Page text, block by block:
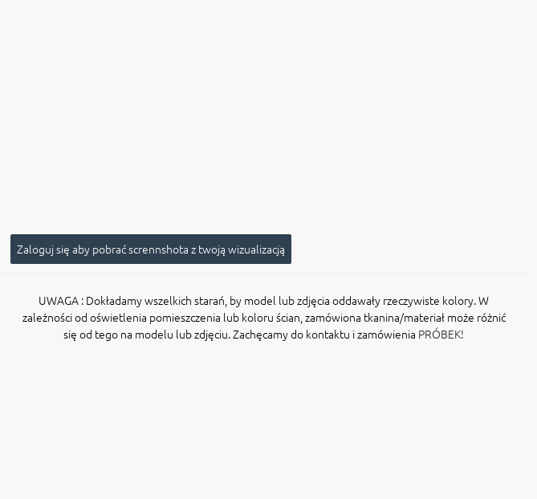
Zaloguj się aby pobrać scrennshota z twoją wizualizacją
UWAGA : Dokładamy wszelkich starań, by model lub zdjęcia oddawały rzeczywiste kolory. W
zależności od oświetlenia pomieszczenia lub koloru ścian, zamówiona tkanina/materiał może różnić
się od tego na modelu lub zdjęciu. Zachęcamy do kontaktu i zamówienia PRÓBEK!